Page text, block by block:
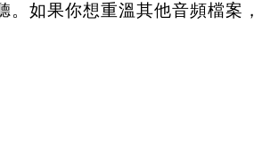
如果你想重溫其他音頻檔案，